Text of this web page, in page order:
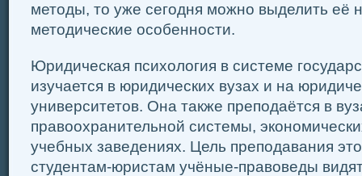
методы, то уже сегодня можно выделить её
методические особенности.
Юридическая психология в системе
изучается в юридических вузах и на
университетов. Она также преподаётся в
правоохранительной системы,
учебных заведениях. Цель преподавания
студентам-юристам учёные-правоведы